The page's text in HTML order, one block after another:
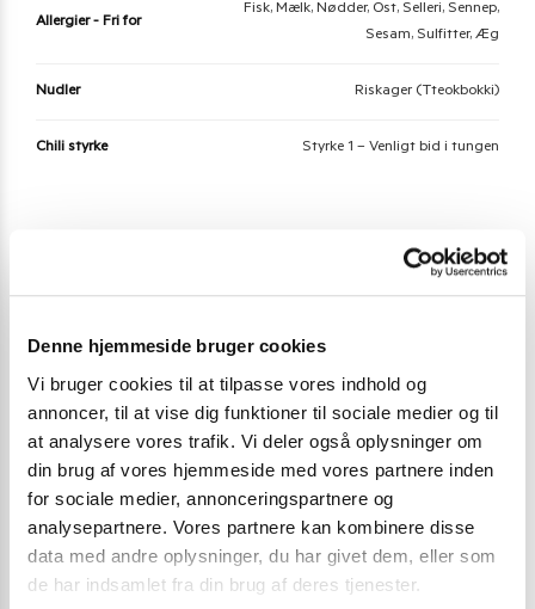
Denne hjemmeside bruger cookies
Vi bruger cookies til at tilpasse vores indhold og
annoncer, til at vise dig funktioner til sociale medier og til
at analysere vores trafik. Vi deler også oplysninger om
din brug af vores hjemmeside med vores partnere inden
for sociale medier, annonceringspartnere og
analysepartnere. Vores partnere kan kombinere disse
data med andre oplysninger, du har givet dem, eller som
de har indsamlet fra din brug af deres tjenester.
Allergier - Fri for
Fisk, Mælk, Nødder, Ost, Selleri, Sennep,
Sesam, Sulfitter, Æg
Nudler Riskager (Tteokbokki)
Chili styrke Styrke 1 – Venligt bid i tungen
Vær den første til at anmelde “Yopokki Ricecake
Pouch Jjajang 120 g.”
Du skal værelogged in for at afgive en anmeldelse.
Varenummer (SKU):
04.330.056
Kategori: Riskager (Tteokbokki)